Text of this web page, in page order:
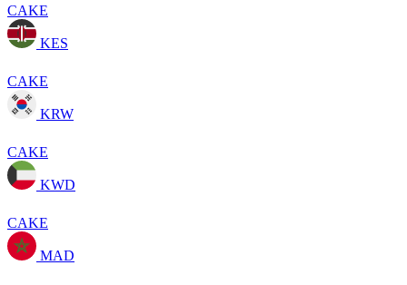
CAKE
KES
CAKE
KRW
CAKE
KWD
CAKE
MAD